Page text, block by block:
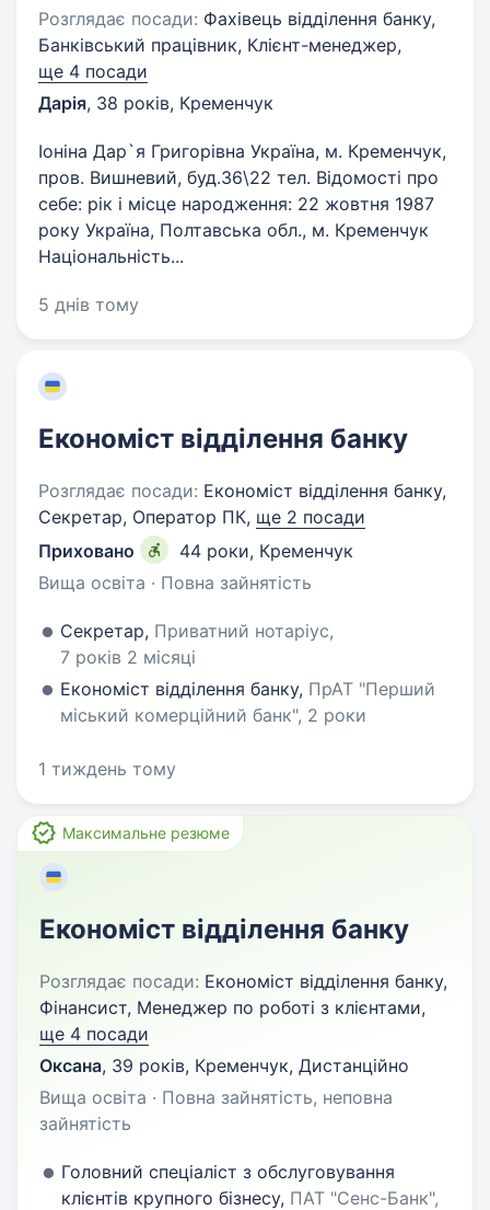
Розглядає посади: Фахівець відділення банку,
Банківський працівник, Клієнт-менеджер,
ще 4 посади
Дарія, 38 років, Кременчук
Іоніна Дар`я Григорівна Україна, м. Кременчук,
пров. Вишневий, буд.36\22 тел. Відомості про
себе: рік і місце народження: 22 жовтня 1987
року Україна, Полтавська обл., м. Кременчук
Національність...
5 днів тому
Економіст відділення банку
Розглядає посади: Економіст відділення банку,
Секретар, Оператор ПК, ще 2 посади
Приховано
44 роки, Кременчук
Вища освіта · Повна зайнятість
Секретар, Приватний нотаріус,
7 років 2 місяці
Економіст відділення банку, ПрАТ "Перший
міський комерційний банк", 2 роки
1 тиждень тому
Максимальне резюме
Економіст відділення банку
Розглядає посади: Економіст відділення банку,
Фінансист, Менеджер по роботі з клієнтами,
ще 4 посади
Оксана, 39 років, Кременчук, Дистанційно
Вища освіта · Повна зайнятість, неповна
зайнятість
Головний спеціаліст з обслуговування
клієнтів крупного бізнесу, ПАТ "Сенс-Банк",